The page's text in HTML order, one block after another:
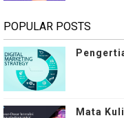
POPULAR POSTS
Mata